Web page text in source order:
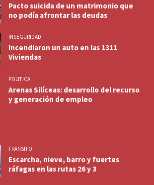
Pacto suicida de un matrimonio que
no podía afrontar las deudas
INSEGURIDAD
Incendiaron un auto en las 1311
Viviendas
POLITICA
Arenas Silíceas: desarrollo del recurso
y generación de empleo
TRANSITO
Escarcha, nieve, barro y fuertes
ráfagas en las rutas 26 y 3